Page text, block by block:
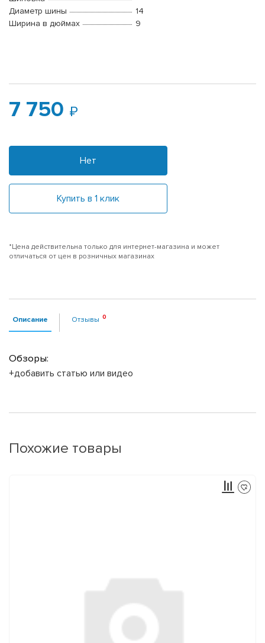
Диаметр шины
14
Ширина в дюймах
9
7 750
Нет
Купить в 1 клик
*Цена действительна только для интернет-магазина и может
отличаться от цен в розничных магазинах
Описание Отзывы
Обзоры:
+добавить статью или видео
Похожие товары